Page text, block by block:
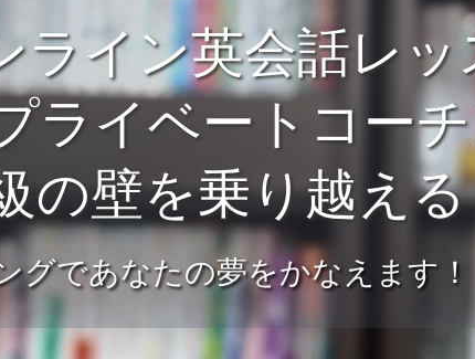
ライン英会話レッ
ライベートコー
の壁を乗り越える
グであなたの夢をかなえます！